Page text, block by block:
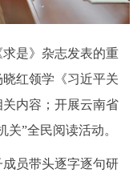
是》杂志发表的重
红领学《习近平关
内容；开展云南省
”全民阅读活动。
员带头逐字逐句研